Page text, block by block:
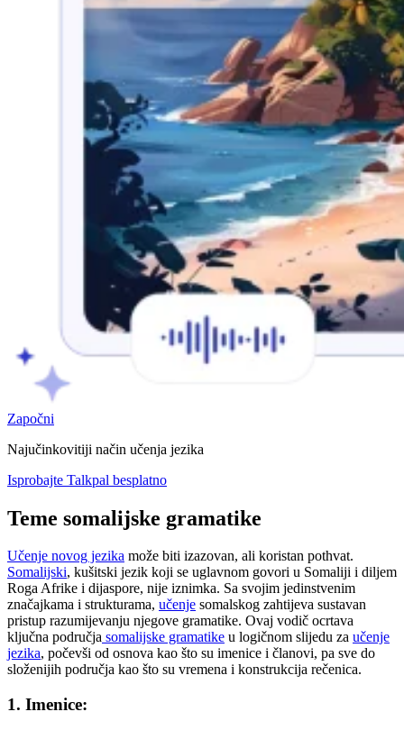
Započni
Najučinkovitiji način učenja jezika
Isprobajte Talkpal besplatno
Teme somalijske gramatike
Učenje novog jezika može biti izazovan, ali koristan pothvat.
Somalijski, kušitski jezik koji se uglavnom govori u Somaliji i diljem
Roga Afrike i dijaspore, nije iznimka. Sa svojim jedinstvenim
značajkama i strukturama, učenje somalskog zahtijeva sustavan
pristup razumijevanju njegove gramatike. Ovaj vodič ocrtava
ključna područja somalijske gramatike u logičnom slijedu za učenje
jezika, počevši od osnova kao što su imenice i članovi, pa sve do
složenijih područja kao što su vremena i konstrukcija rečenica.
1. Imenice: